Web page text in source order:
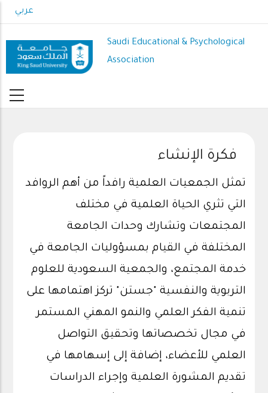
to
content
عربي
Saudi Educational & Psychological
Association
فكرة الإنشاء
تمثل الجمعيات العلمية رافداً من أهم الروافد
التي تثري الحياة العلمية في مختلف
المجتمعات وتشارك وحدات الجامعة
المختلفة في القيام بمسؤوليات الجامعة في
خدمة المجتمع، والجمعية السعودية للعلوم
التربوية والنفسية "جستن" تركز اهتمامها على
تنمية الفكر العلمي والنمو المهني المستمر
في مجال تخصصاتها وتحقيق التواصل
العلمي للأعضاء، إضافة إلى إسهامها في
تقديم المشورة العلمية وإجراء الدراسات